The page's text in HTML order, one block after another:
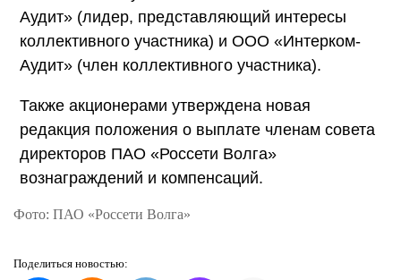
Аудит» (лидер, представляющий интересы
коллективного участника) и ООО «Интерком-
Аудит» (член коллективного участника).
Также акционерами утверждена новая
редакция положения о выплате членам совета
директоров ПАО «Россети Волга»
вознаграждений и компенсаций.
Фото: ПАО «Россети Волга»
Поделиться новостью: